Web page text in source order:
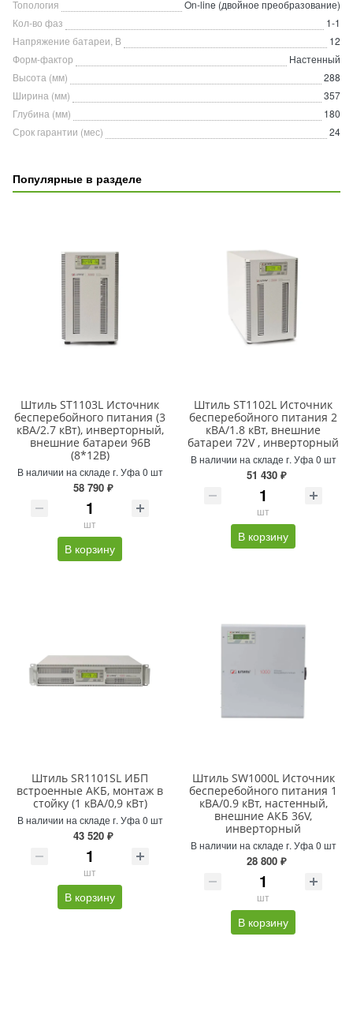
Топология
On-line (двойное преобразование)
Кол-во фаз
1-1
Напряжение батареи, В
12
Форм-фактор
Настенный
Высота (мм)
288
Ширина (мм)
357
Глубина (мм)
180
Срок гарантии (мес)
24
Популярные в разделе
Штиль ST1103L Источник
бесперебойного питания (3
кВА/2.7 кВт), инверторный,
внешние батареи 96В
(8*12В)
В наличии на складе г. Уфа 0 шт
58 790 ₽
шт
В корзину
Штиль ST1102L Источник
бесперебойного питания 2
кВА/1.8 кВт, внешние
батареи 72V , инверторный
В наличии на складе г. Уфа 0 шт
51 430 ₽
шт
В корзину
Штиль SR1101SL ИБП
встроенные АКБ, монтаж в
стойку (1 кВА/0,9 кВт)
В наличии на складе г. Уфа 0 шт
43 520 ₽
шт
В корзину
Штиль SW1000L Источник
бесперебойного питания 1
кВА/0.9 кВт, настенный,
внешние АКБ 36V,
инверторный
В наличии на складе г. Уфа 0 шт
28 800 ₽
шт
В корзину